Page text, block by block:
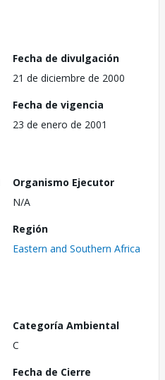
Fecha de divulgación
21 de diciembre de 2000
Fecha de vigencia
23 de enero de 2001
Organismo Ejecutor
N/A
Región
Eastern and Southern Africa
Categoría Ambiental
C
Fecha de Cierre